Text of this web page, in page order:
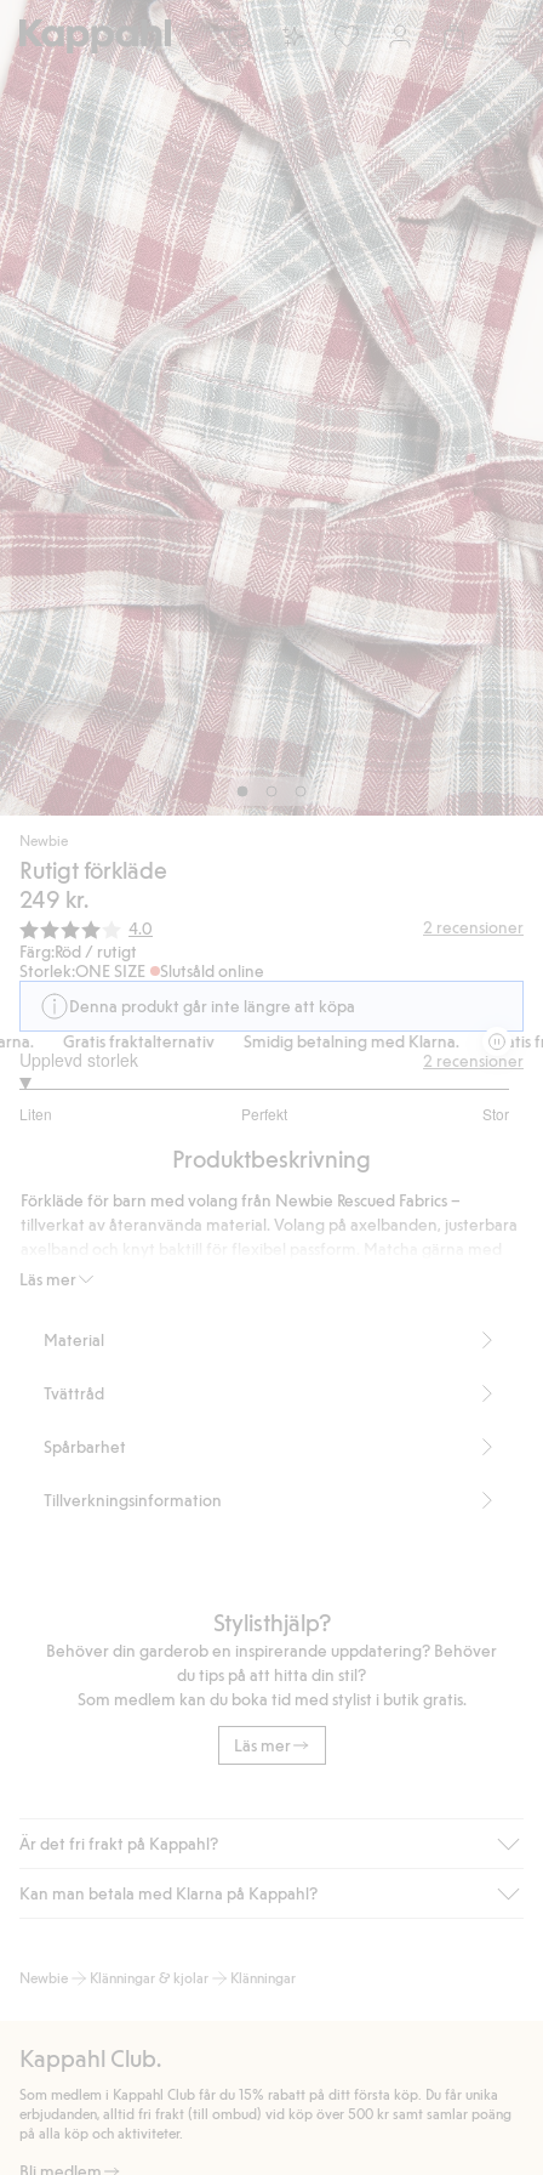
Newbie
Rutigt förkläde
249 kr.
Snittbetyg:
4.0 2 recensioner
Färg:Röd / rutigt
Storlek:ONE SIZE
Slutsåld online
Denna produkt går inte längre att köpa
Gratis fraktalternativ Smidig betalning med Klarna. Gratis
Upplevd storlek
Liten Perfekt Stor
utav
1
betyg
2 recensioner
Produktbeskrivning
Läs mer
Förkläde för barn med volang från Newbie Rescued Fabrics –
tillverkat av återanvända material. Volang på axelbanden, justerbara
mamma för en enhetlig stil.
Innehåller 100% ekologisk bomull.
Organic cotton- GOTS
Material
Tvättråd
Spårbarhet
Tillverkningsinformation
Stylisthjälp?
Behöver din garderob en inspirerande uppdatering? Behöver
du tips på att hitta din stil?
Som medlem kan du boka tid med stylist i butik gratis.
Läs mer
Är det fri frakt på Kappahl?
Är du medlem i Kappahl Club har du alltid gratis frakt till butik
automatik efter du loggat in och identifierats som medlem.
handlar för.
Läs mer
Kan man betala med Klarna på Kappahl?
bland annat faktura och swish men även andra betalningssätt.
allmänna villkor.
Läs mer
Newbie Klänningar & kjolar Klänningar
Kappahl Club.
Som medlem i Kappahl Club får du 15% rabatt på ditt första köp. Du får unika
erbjudanden, alltid fri frakt (till ombud) vid köp över 500 kr samt samlar poäng
på alla köp och aktiviteter.
Bli medlem